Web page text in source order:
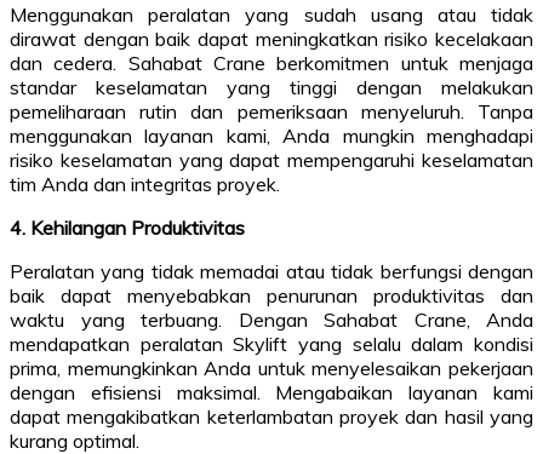
Menggunakan peralatan yang sudah usang atau tidak
dirawat dengan baik dapat meningkatkan risiko kecelakaan
dan cedera. Sahabat Crane berkomitmen untuk menjaga
standar keselamatan yang tinggi dengan melakukan
pemeliharaan rutin dan pemeriksaan menyeluruh. Tanpa
menggunakan layanan kami, Anda mungkin menghadapi
risiko keselamatan yang dapat mempengaruhi keselamatan
tim Anda dan integritas proyek.
4. Kehilangan Produktivitas
Peralatan yang tidak memadai atau tidak berfungsi dengan
baik dapat menyebabkan penurunan produktivitas dan
waktu yang terbuang. Dengan Sahabat Crane, Anda
mendapatkan peralatan Skylift yang selalu dalam kondisi
prima, memungkinkan Anda untuk menyelesaikan pekerjaan
dengan efisiensi maksimal. Mengabaikan layanan kami
dapat mengakibatkan keterlambatan proyek dan hasil yang
kurang optimal.